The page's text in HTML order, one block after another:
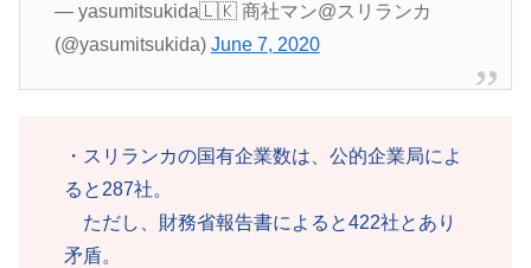
— yasumitsukida🇱🇰 商社マン@スリランカ
(@yasumitsukida) June 7, 2020
・スリランカの国有企業数は、公的企業局によ
ると287社。
ただし、財務省報告書によると422社とあり
矛盾。